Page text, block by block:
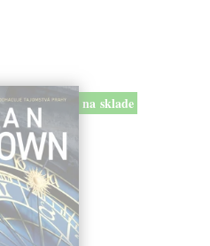
na sklade